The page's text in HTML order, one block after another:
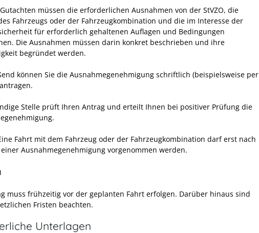
müssen die erforderlichen Ausnahmen von der StVZO, die
Fahrzeugs oder der Fahrzeugkombination und die im Interesse der
für erforderlich gehaltenen Auflagen und Bedingungen
Die Ausnahmen müssen darin konkret beschrieben und ihre
begründet werden.
können Sie die Ausnahmegenehmigung schriftlich (beispielsweise per
Stelle prüft Ihren Antrag und erteilt Ihnen bei positiver Prüfung die
Fahrt mit dem Fahrzeug oder der Fahrzeugkombination darf erst nach
Ausnahmegenehmigung vorgenommen werden.
muss frühzeitig vor der geplanten Fahrt erfolgen. Darüber hinaus sind
Fristen beachten.
Unterlagen